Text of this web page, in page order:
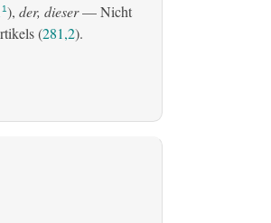
1), der, dieser— Nicht
(281,2).